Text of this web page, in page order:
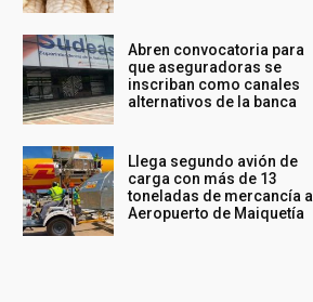
Abren convocatoria para
que aseguradoras se
inscriban como canales
alternativos de la banca
Llega segundo avión de
carga con más de 13
toneladas de mercancía al
Aeropuerto de Maiquetía